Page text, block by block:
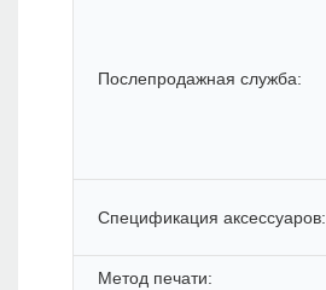
Послепродажная служба:
Спецификация аксессуаров:
Метод печати: